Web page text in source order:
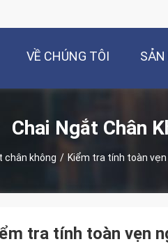
VỀ CHÚNG TÔI SẢN
Chai Ngắt Chân
chân không / Kiểm tra tính toàn
tra tính toàn vẹn